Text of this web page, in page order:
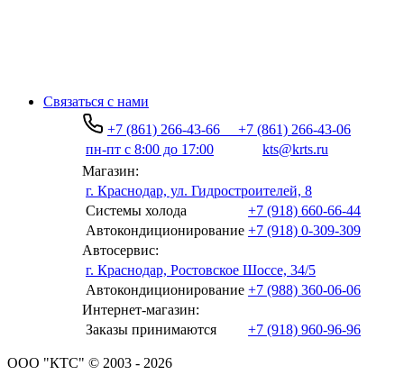
Связаться с нами
+7 (861) 266-43-66
+7 (861) 266-43-06
пн-пт с 8:00 до 17:00
kts@krts.ru
Магазин:
г. Краснодар, ул. Гидростроителей, 8
Системы холода
+7 (918) 660-66-44
Автокондиционирование +7 (918) 0-309-309
Автосервис:
г. Краснодар, Ростовское Шоссе, 34/5
Автокондиционирование +7 (988) 360-06-06
Интернет-магазин:
Заказы принимаются
+7 (918) 960-96-96
ООО "КТС" © 2003 - 2026